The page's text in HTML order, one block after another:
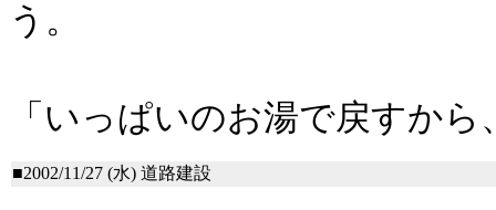
う。
「いっぱいのお湯で戻すか
■2002/11/27 (水) 道路建設